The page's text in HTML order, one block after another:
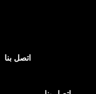
اتصل بنا